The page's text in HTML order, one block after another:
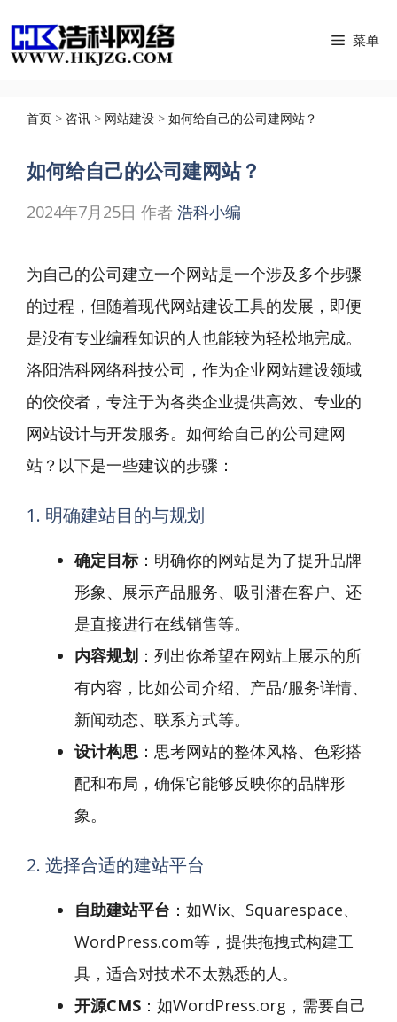
至
菜单
首页 > 咨讯 > 网站建设 > 如何给自己的公司建网站？
如何给自己的公司建网站？
2024年7月25日 作者 浩科小编
为自己的公司建立一个网站是一个涉及多个步骤
的过程，但随着现代网站建设工具的发展，即便
是没有专业编程知识的人也能较为轻松地完成。
洛阳浩科网络科技公司，作为企业网站建设领域
的佼佼者，专注于为各类企业提供高效、专业的
网站设计与开发服务。如何给自己的公司建网
站？以下是一些建议的步骤：
1. 明确建站目的与规划
确定目标：明确你的网站是为了提升品牌
形象、展示产品服务、吸引潜在客户、还
是直接进行在线销售等。
内容规划 ：列出你希望在网站上展示的所
有内容，比如公司介绍、产品/服务详情、
新闻动态、联系方式等。
设计构思 ：思考网站的整体风格、色彩搭
配和布局，确保它能够反映你的品牌形
象。
2. 选择合适的建站平台
自助建站平台 ：如Wix、Squarespace、
WordPress.com等，提供拖拽式构建工
具，适合对技术不太熟悉的人。
开源CMS ：如WordPress.org，需要自己